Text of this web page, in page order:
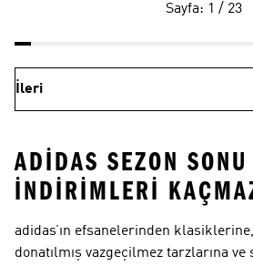
Sayfa: 1 / 23
İleri
ADIDAS SEZON SONU
İNDIRIMLERI
adidas’ın efsanelerinden
donatılmış vazgeçilmez tarzlarına